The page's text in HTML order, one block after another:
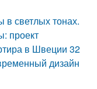
в светлых тонах.
проект
в Швеции 32
дизайн